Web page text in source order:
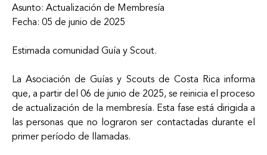
Asunto: Actualización de Membresía
Fecha: 05 de junio de 2025
Estimada comunidad Guía y Scout.
La Asociación de Guías y Scouts de Costa Rica informa
que, a partir del 06 de junio de 2025, se reinicia el proceso
de actualización de la membresía. Esta fase está dirigida a
las personas que no lograron ser contactadas durante el
primer período de llamadas.